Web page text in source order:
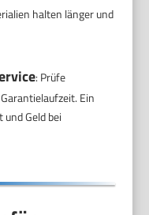
halten länger und
: Prüfe
Ein
Geld bei